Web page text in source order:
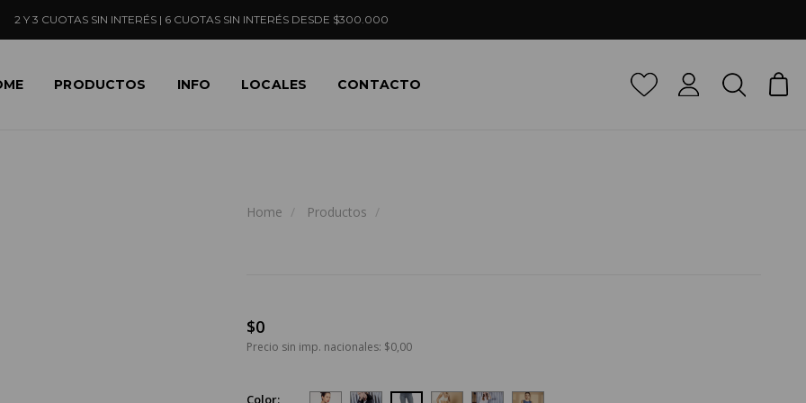
2 Y 3 CUOTAS SIN INTERÉS | 6 CUOTAS SIN INTERÉS DESDE $300.000
PRODUCTOS INFO LOCALES CONTACTO
Home Productos
$0
Precio sin imp. nacionales: $0,00
Color: